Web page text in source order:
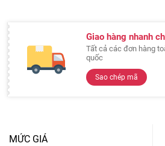
Giao hàng nhanh
Tất cả các đơn hàng
quốc
Sao chép mã
MỨC GIÁ